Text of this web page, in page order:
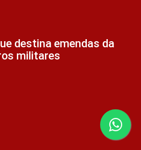
destina emendas da
militares